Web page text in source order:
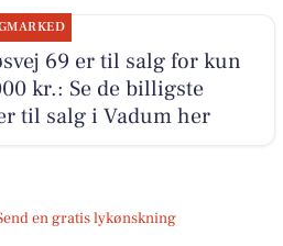
69 er til salg for kun
kr.: Se de billigste
til salg i Vadum her
en gratis lykønskning